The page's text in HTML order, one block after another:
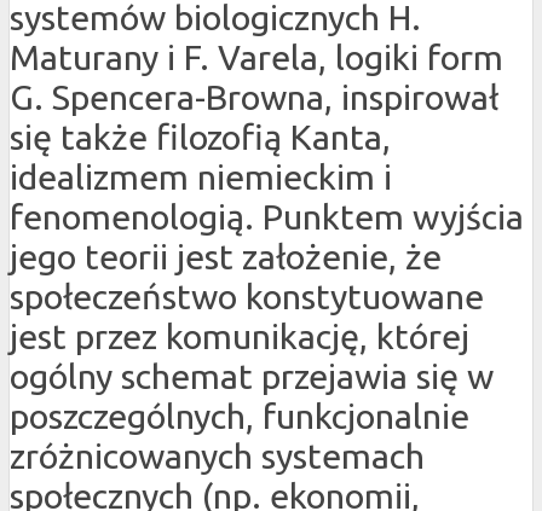
systemów biologicznych H.
Maturany i F. Varela, logiki form
G. Spencera-Browna, inspirował
się także filozofią Kanta,
idealizmem niemieckim i
fenomenologią. Punktem wyjścia
jego teorii jest założenie, że
społeczeństwo konstytuowane
jest przez komunikację, której
ogólny schemat przejawia się w
poszczególnych, funkcjonalnie
zróżnicowanych systemach
społecznych (np. ekonomii,